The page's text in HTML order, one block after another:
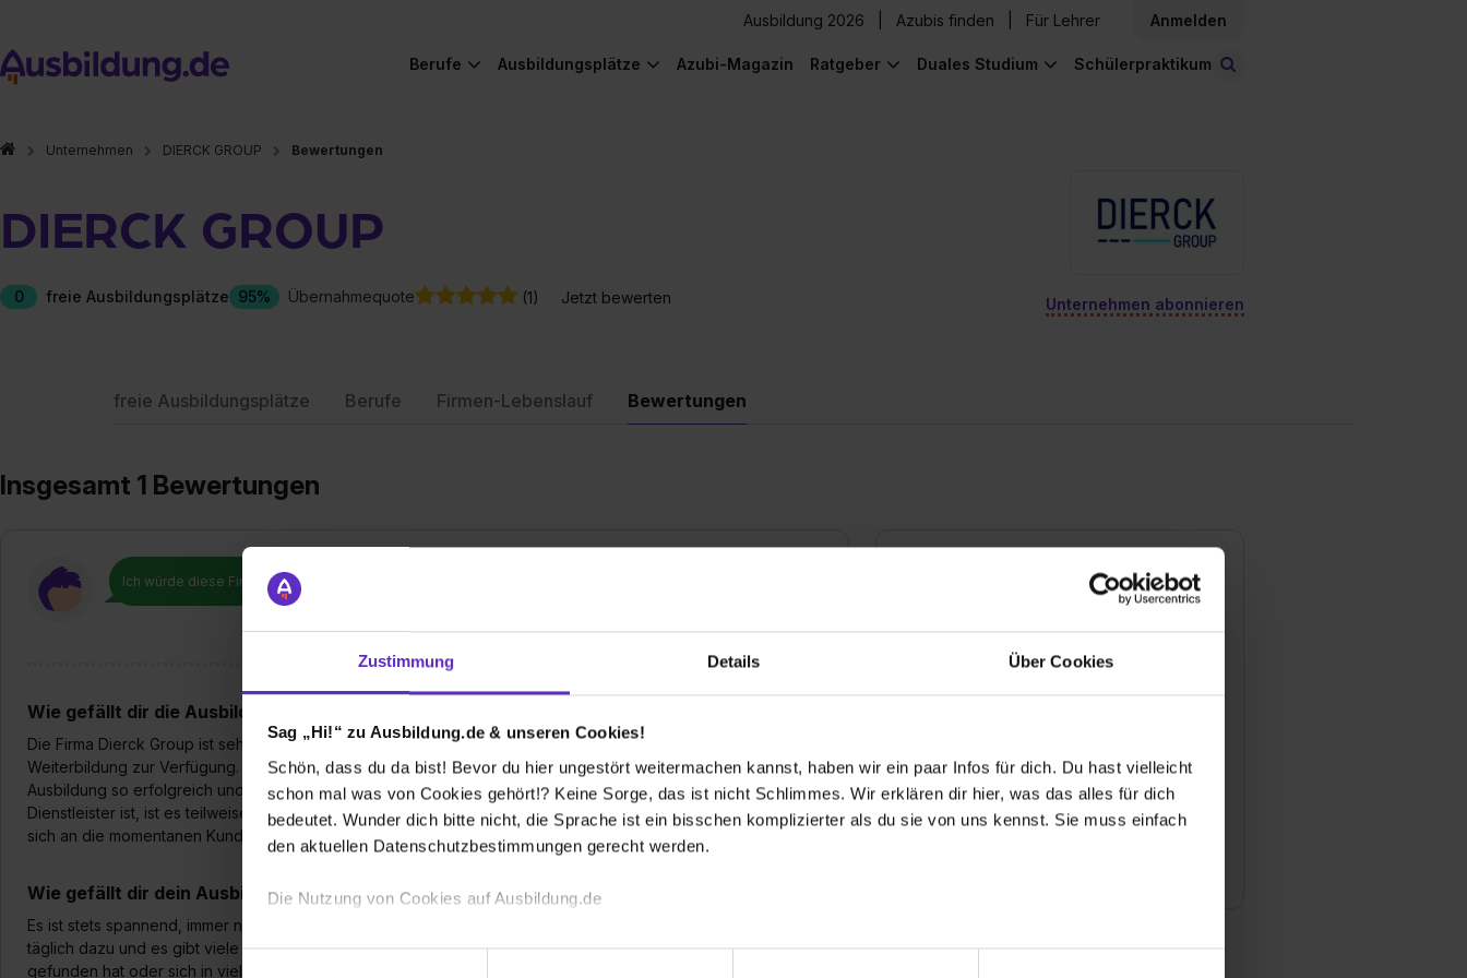
Zustimmung Details Über Cookies
Sag „Hi!“ zu Ausbildung.de & unseren Cookies!
Schön, dass du da bist! Bevor du hier ungestört weitermachen kannst, haben wir ein paar Infos für dich. Du hast vielleicht
schon mal was von Cookies gehört!? Keine Sorge, das ist nicht Schlimmes. Wir erklären dir hier, was das alles für dich
bedeutet. Wunder dich bitte nicht, die Sprache ist ein bisschen komplizierter als du sie von uns kennst. Sie muss einfach
den aktuellen Datenschutzbestimmungen gerecht werden.
Die Nutzung von Cookies auf Ausbildung.de
Wir verwenden Cookies zur technischen Funktion unserer Webseite („Notwendig“), um von dir bei Benutzung der
Ausbildung 2026 Azubis finden Für Lehrer Anmelden
Berufe Ausbildungsplätze Azubi-Magazin Ratgeber Duales Studium Schülerpraktikum
Unternehmen DIERCK GROUP Bewertungen
DIERCK GROUP
0 freie Ausbildungsplätze 95% Übernahmequote (1) Jetzt bewerten Unternehmen abonnieren
freie Ausbildungsplätze Berufe Firmen-Lebenslauf Bewertungen
Insgesamt 1 Bewertungen
Ich würde diese Firma weiterempfehlen!
Wie gefällt dir die Ausbildung bei deiner Firma?
Die Firma Dierck Group ist sehr dynamisch und flexibel und stellt einem als Azubi viele Möglichkeiten zur
Weiterbildung zur Verfügung. Der Ausbilder hat immer ein offenes Ohr und ist daran interessiert, die
Ausbildung so erfolgreich und Azubi-orientiert wie möglich zu gestalten. Dadurch, dass die Dierck Group ein
Dienstleister ist, ist es teilweise schwierig, wenn man eine typische "Ausbildungs-Struktur" erwartet, da man
sich an die momentanen Kundenwünsche anpassen muss.
Wie gefällt dir dein Ausbildungsberuf?
Es ist stets spannend, immer neue Lösungen zu suchen, da keine Problematik so wie die andere ist. Man lernt
täglich dazu und es gibt viele verschiedene Möglichkeiten sich zu spezialisieren, wenn man seine Nische
gefunden hat oder sich in viele verschiedene Thematiken zu vertiefen, wenn man eher immer etwas Neues
Gesamtbewertung
Spaßfaktor & Atmosphäre